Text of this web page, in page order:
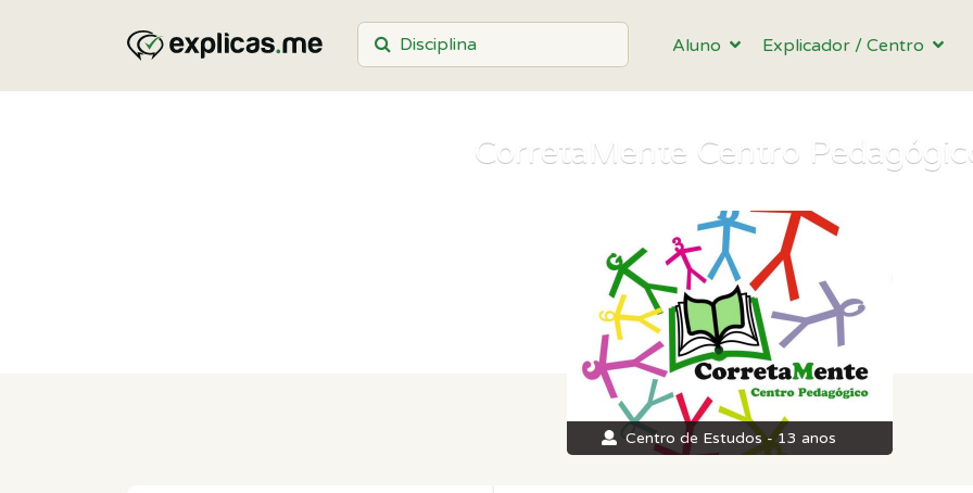
Aluno Explicador / Centro
CorretaMente Centro
Centro de Estudos - 13 anos